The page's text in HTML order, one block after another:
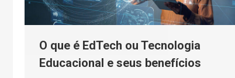
O que é EdTech ou Tecnologia
Educacional e seus benefícios